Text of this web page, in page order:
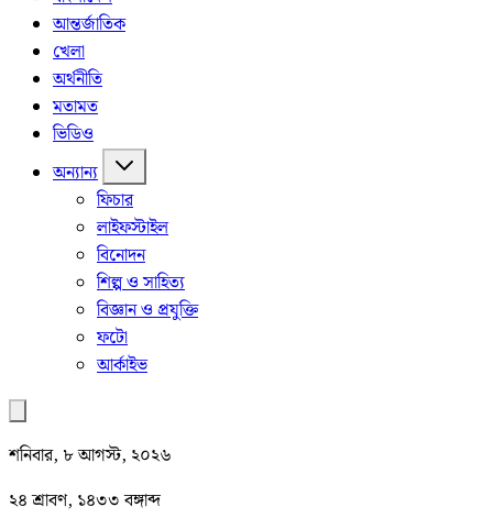
আন্তর্জাতিক
খেলা
অর্থনীতি
মতামত
ভিডিও
অন্যান্য
ফিচার
লাইফস্টাইল
বিনোদন
শিল্প ও সাহিত্য
বিজ্ঞান ও প্রযুক্তি
ফটো
আর্কাইভ
শনিবার, ৮ আগস্ট, ২০২৬
২৪ শ্রাবণ, ১৪৩৩ বঙ্গাব্দ